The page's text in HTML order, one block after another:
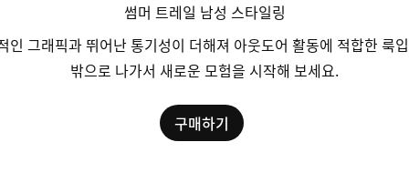
썸머 트레일 남성 스타일링
인 그래픽과 뛰어난 통기성이 더해져 아웃도어 활동에 적합한 룩
밖으로 나가서 새로운 모험을 시작해 보세요.
구매하기